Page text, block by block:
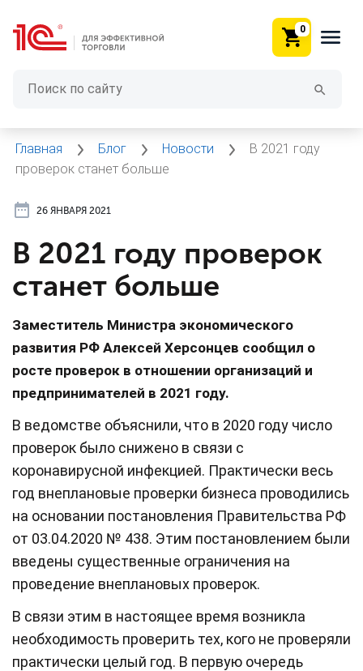
0
Главная Блог Новости
В 2021 году
проверок станет больше
26 ЯНВАРЯ 2021
В 2021 году проверок
станет больше
Заместитель Министра экономического
развития РФ Алексей Херсонцев сообщил о
росте проверок в отношении организаций и
предпринимателей в 2021 году.
В ведомстве объяснили, что в 2020 году число
проверок было снижено в связи с
коронавирусной инфекцией. Практически весь
год внеплановые проверки бизнеса проводились
на основании постановления Правительства РФ
от 03.04.2020 № 438. Этим постановлением были
введены существенные ограничения на
проведение внеплановых проверок.
В связи этим в настоящее время возникла
необходимость проверить тех, кого не проверяли
практически целый год. В первую очередь